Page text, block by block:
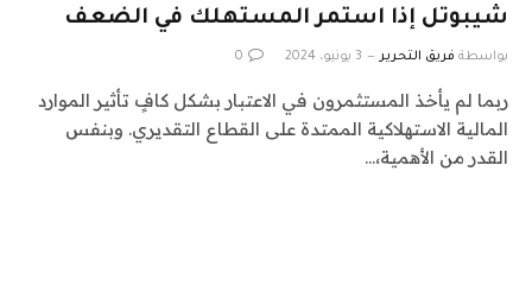
شيبوتل إذا استمر المستهلك في الضعف
بواسطة فريق التحرير 3 يونيو، 2024 0
ربما لم يأخذ المستثمرون في الاعتبار بشكل كافٍ تأثير الموارد
المالية الاستهلاكية الممتدة على القطاع التقديري. وبنفس
القدر من الأهمية،…